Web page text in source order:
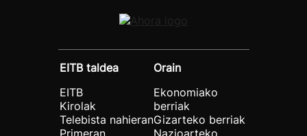
EITB taldea
EITB
Kirolak
Telebista nahieran
Primeran
Orain
Ekonomiako
berriak
Gizarteko berriak
Nazioarteko